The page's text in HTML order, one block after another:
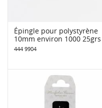
Épingle pour polystyrène
10mm environ 1000 25grs
444 9904